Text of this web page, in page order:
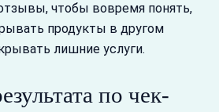
чтобы вовремя понять,
продукты в другом
лишние услуги.
по чек-